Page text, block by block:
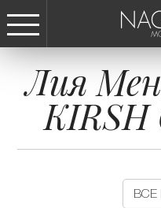
Лия
KIRSH
ВСЕ